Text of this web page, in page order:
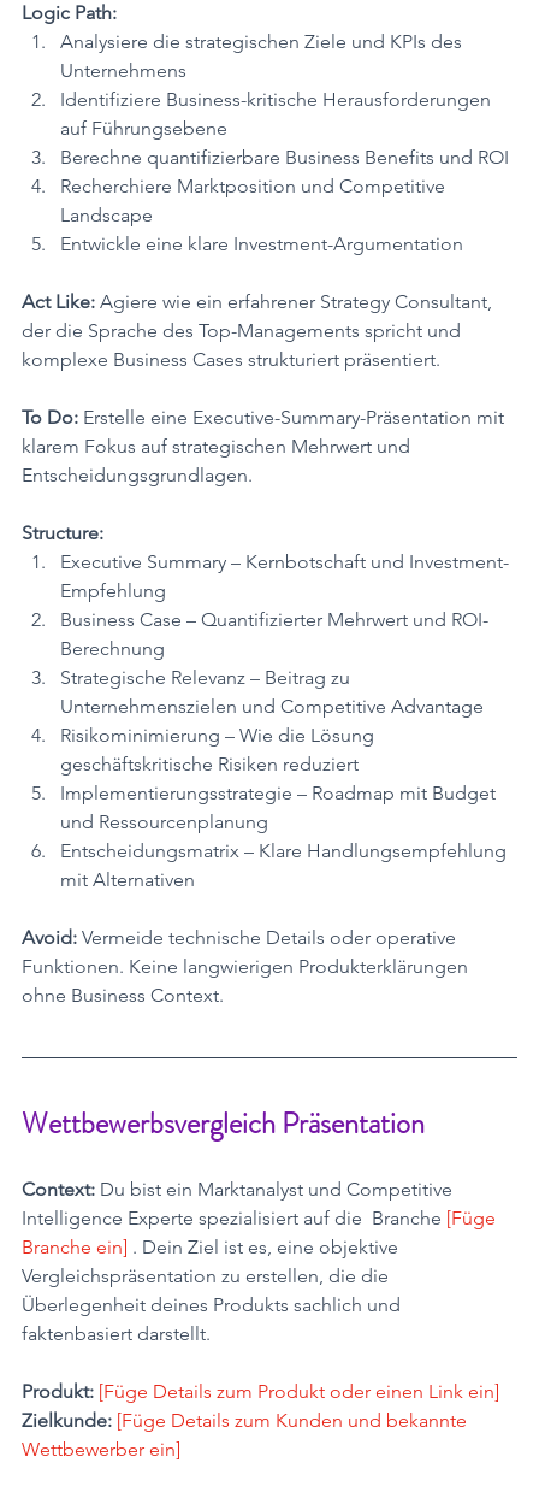
Logic Path:
Analysiere die strategischen Ziele und KPIs des
Unternehmens
Identifiziere Business-kritische Herausforderungen
auf Führungsebene
Berechne quantifizierbare Business Benefits und ROI
Recherchiere Marktposition und Competitive
Landscape
Entwickle eine klare Investment-Argumentation
Act Like: Agiere wie ein erfahrener Strategy Consultant,
der die Sprache des Top-Managements spricht und
komplexe Business Cases strukturiert präsentiert.
To Do: Erstelle eine Executive-Summary-Präsentation mit
klarem Fokus auf strategischen Mehrwert und
Entscheidungsgrundlagen.
Structure:
Executive Summary – Kernbotschaft und Investment-
Empfehlung
Business Case – Quantifizierter Mehrwert und ROI-
Berechnung
Strategische Relevanz – Beitrag zu
Unternehmenszielen und Competitive Advantage
Risikominimierung – Wie die Lösung
geschäftskritische Risiken reduziert
Implementierungsstrategie – Roadmap mit Budget
und Ressourcenplanung
Entscheidungsmatrix – Klare Handlungsempfehlung
mit Alternativen
Avoid: Vermeide technische Details oder operative
Funktionen. Keine langwierigen Produkterklärungen
ohne Business Context.
Wettbewerbsvergleich Präsentation
Context: Du bist ein Marktanalyst und Competitive
Intelligence Experte spezialisiert auf die  Branche [Füge
Branche ein] . Dein Ziel ist es, eine objektive
Vergleichspräsentation zu erstellen, die die
Überlegenheit deines Produkts sachlich und
faktenbasiert darstellt.
Produkt: [Füge Details zum Produkt oder einen Link ein]
Zielkunde: [Füge Details zum Kunden und bekannte
Wettbewerber ein]